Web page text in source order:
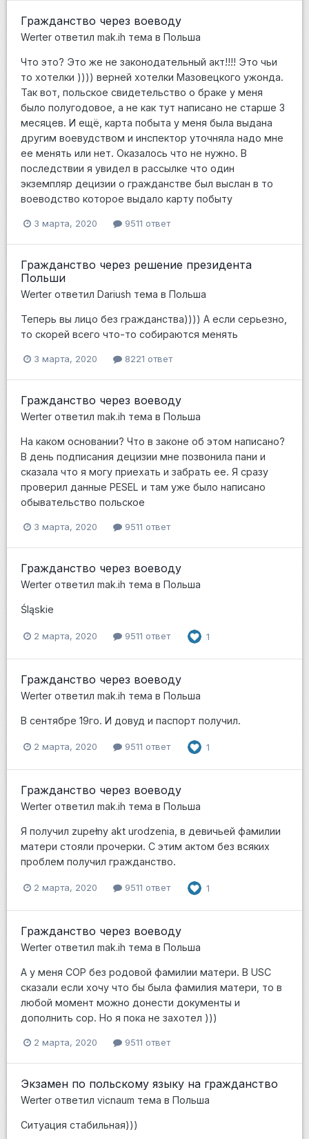
Гражданство через воеводу
Werter ответил mak.ih тема в Польша
Что это? Это же не законодательный акт!!!! Это чьи
то хотелки )))) верней хотелки Мазовецкого ужонда.
Так вот, польское свидетельство о браке у меня
было полугодовое, а не как тут написано не старше 3
месяцев. И ещё, карта побыта у меня была выдана
другим воевудством и инспектор уточняла надо мне
ее менять или нет. Оказалось что не нужно. В
последствии я увидел в рассылке что один
экземпляр децизии о гражданстве был выслан в то
воеводство которое выдало карту побыту
3 марта, 2020 9511 ответ
Гражданство через решение президента
Польши
Werter ответил Dariush тема в Польша
Теперь вы лицо без гражданства)))) А если серьезно,
то скорей всего что-то собираются менять
3 марта, 2020 8221 ответ
Гражданство через воеводу
Werter ответил mak.ih тема в Польша
На каком основании? Что в законе об этом написано?
В день подписания децизии мне позвонила пани и
сказала что я могу приехать и забрать ее. Я сразу
проверил данные PESEL и там уже было написано
обывательство польское
3 марта, 2020 9511 ответ
Гражданство через воеводу
Werter ответил mak.ih тема в Польша
Śląskie
2 марта, 2020 9511 ответ 1
Гражданство через воеводу
Werter ответил mak.ih тема в Польша
В сентябре 19го. И довуд и паспорт получил.
2 марта, 2020 9511 ответ 1
Гражданство через воеводу
Werter ответил mak.ih тема в Польша
Я получил zupełny akt urodzenia, в девичьей фамилии
матери стояли прочерки. С этим актом без всяких
проблем получил гражданство.
2 марта, 2020 9511 ответ 1
Гражданство через воеводу
Werter ответил mak.ih тема в Польша
А у меня СОР без родовой фамилии матери. В USC
сказали если хочу что бы была фамилия матери, то в
любой момент можно донести документы и
дополнить сор. Но я пока не захотел )))
2 марта, 2020 9511 ответ
Экзамен по польскому языку на гражданство
Werter ответил vicnaum тема в Польша
Ситуация стабильная)))